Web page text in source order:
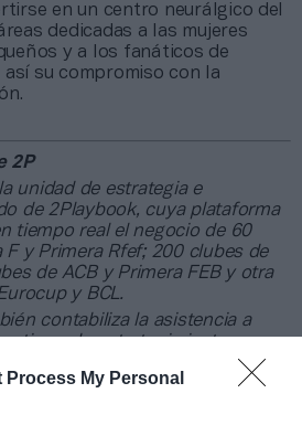
Process My Personal
en un centro neurálgico del
dedicadas a las mujeres
y a los fanáticos de
su compromiso con la
2P
unidad de estrategia e
de 2Playbook, cuya plataforma
tiempo real el negocio de 60
F y Primera Rfef; 200 clubes de
de ACB y Primera FEB y otra
y BCL.
contabiliza la asistencia a
de entretenimiento y
como más de 24.000 contratos
español y otros 7.000
y norteamericanas de